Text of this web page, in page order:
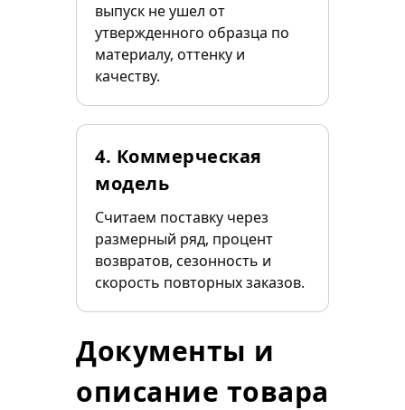
выпуск не ушел от
утвержденного образца по
материалу, оттенку и
качеству.
4. Коммерческая
модель
Считаем поставку через
размерный ряд, процент
возвратов, сезонность и
скорость повторных заказов.
Документы и
описание товара